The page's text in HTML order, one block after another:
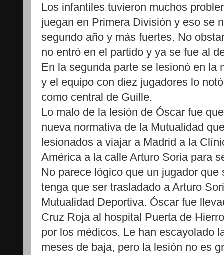
Los infantiles tuvieron muchos
juegan en Primera División y eso se
segundo año y más fuertes. No
no entró en el partido y ya se fue al
En la segunda parte se lesionó en la
y el equipo con diez jugadores lo
como central de Guille.
Lo malo de la lesión de Óscar fue
nueva normativa de la Mutualidad
lesionados a viajar a Madrid a la
América a la calle Arturo Soria para
No parece lógico que un jugador
tenga que ser trasladado a Arturo
Mutualidad Deportiva. Óscar fue
Cruz Roja al hospital Puerta de
por los médicos. Le han escayolado
meses de baja, pero la lesión no es